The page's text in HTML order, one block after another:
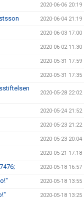
2020-06-06 20:19
2020-06-04 21:19
2020-06-03 17:00
2020-06-02 11:30
2020-05-31 17:59
2020-05-31 17:35
2020-05-28 22:02
2020-05-24 21:52
2020-05-23 21:22
2020-05-23 20:04
2020-05-21 17:18
2020-05-18 16:57
2020-05-18 13:55
2020-05-18 13:25